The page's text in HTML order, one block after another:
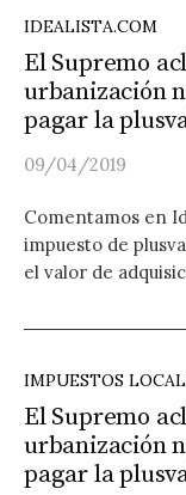
IDEALISTA.COM
El Supremo
urbanización
pagar la
09/04/2019
Comentamos en
impuesto de
el valor de
IMPUESTOS
El Supremo
urbanización
pagar la